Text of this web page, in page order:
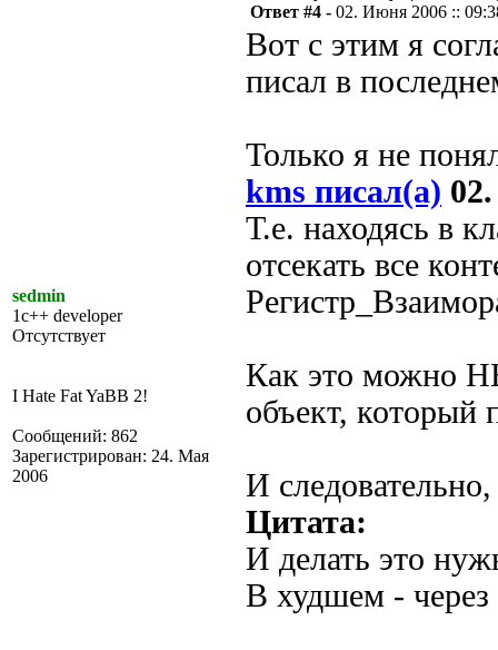
sedmin
1c++ developer
Отсутствует
I Hate Fat YaBB 2!
Сообщений: 862
Зарегистрирован: 24. Мая
2006
Ответ #4 - 02. Июня 2006 ::
Вот с этим я
писал в
Только я не
kms писал(а)
Т.е. находясь в
отсекать все
Как это можно
объект, который
И
Цитата:
И делать это
В худшем - через